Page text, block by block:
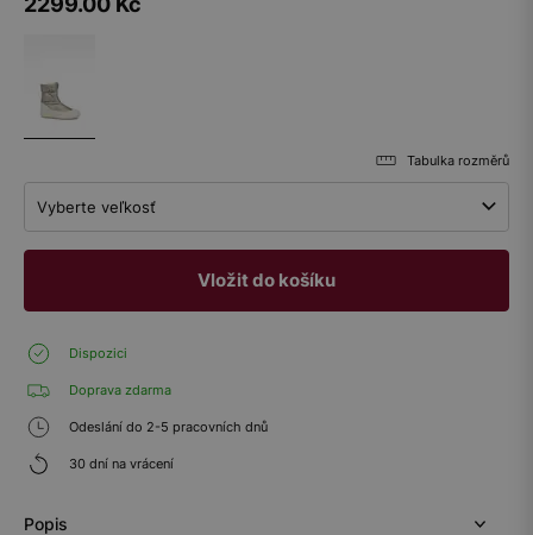
Tabulka rozměrů
Vyberte veľkosť
Vložit do košíku
Dispozici
Doprava zdarma
Odeslání do 2-5 pracovních dnů
30 dní na vrácení
Popis